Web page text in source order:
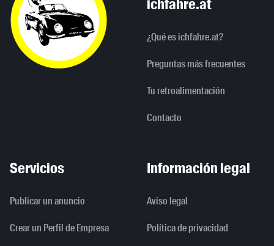
ichfahre.at
¿Qué es ichfahre.at?
Preguntas más frecuentes
Tu retroalimentación
Contacto
Servicios
Publicar un anuncio
Crear un Perfil de Empresa
Información legal
Aviso legal
Política de privacidad